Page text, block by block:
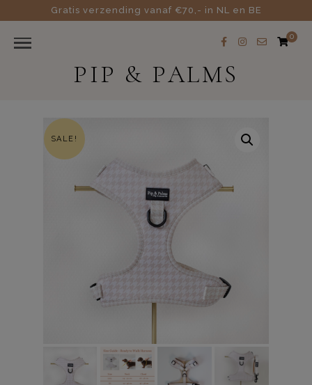
Gratis verzending vanaf €70,- in NL en BE
0
PIP & PALMS
SALE!